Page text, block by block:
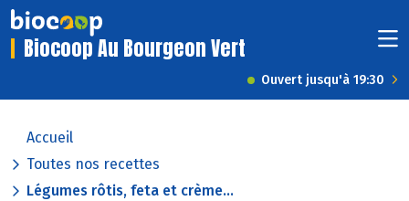
Biocoop Au Bourgeon Vert
Ouvert jusqu'à 19:30
Accueil
Toutes nos recettes
Légumes rôtis, feta et crème...